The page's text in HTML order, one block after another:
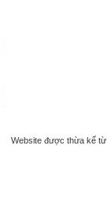
Website được thừa kế